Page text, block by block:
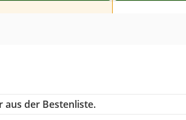
aus der Bestenliste.